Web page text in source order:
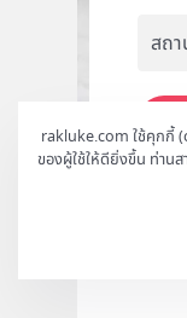
rakluke.com ใช้คุกกี้
ของผู้ใช้ให้ดียิ่งขึ้น ท่านส